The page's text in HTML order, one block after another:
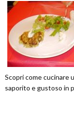
Scopri come cucinare
saporito e gustoso in